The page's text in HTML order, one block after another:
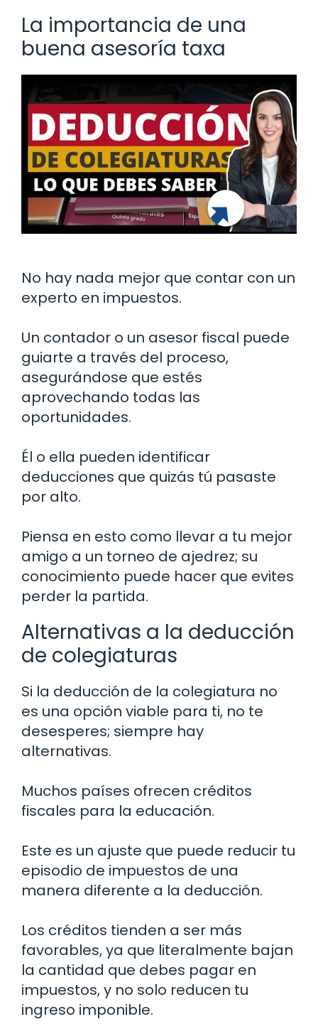
La importancia de una
buena asesoría taxa
No hay nada mejor que contar con un
experto en impuestos.
Un contador o un asesor fiscal puede
guiarte a través del proceso,
asegurándose que estés
aprovechando todas las
oportunidades.
Él o ella pueden identificar
deducciones que quizás tú pasaste
por alto.
Piensa en esto como llevar a tu mejor
amigo a un torneo de ajedrez; su
conocimiento puede hacer que evites
perder la partida.
Alternativas a la deducción
de colegiaturas
Si la deducción de la colegiatura no
es una opción viable para ti, no te
desesperes; siempre hay
alternativas.
Muchos países ofrecen créditos
fiscales para la educación.
Este es un ajuste que puede reducir tu
episodio de impuestos de una
manera diferente a la deducción.
Los créditos tienden a ser más
favorables, ya que literalmente bajan
la cantidad que debes pagar en
impuestos, y no solo reducen tu
ingreso imponible.